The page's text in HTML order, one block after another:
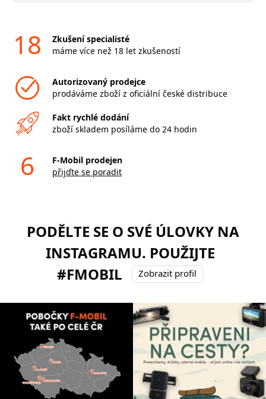
18
Zkušení specialisté
máme více než 18 let zkušeností
Autorizovaný prodejce
prodáváme zboží z oficiální české distribuce
Fakt rychlé dodání
zboží skladem posíláme do 24 hodin
6
F-Mobil prodejen
přijďte se poradit
PODĚLTE SE O SVÉ ÚLOVKY NA
INSTAGRAMU. POUŽIJTE
#FMOBIL
Zobrazit profil